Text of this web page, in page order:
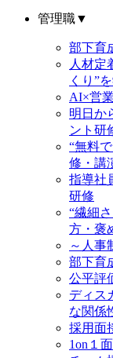
管理職▼
部下育
人材定
くり”
AI×営
明日か
ント
“無料
修・講
指導社
研修
“繊細
方・褒
～人事
部下育
公平評
ディス
な関係
採用面
1on１